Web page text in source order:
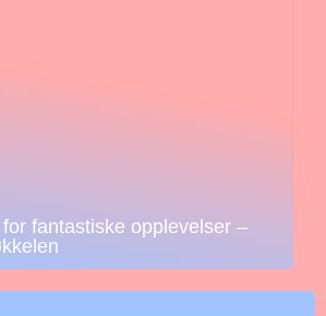
fantastiske opplevelser –